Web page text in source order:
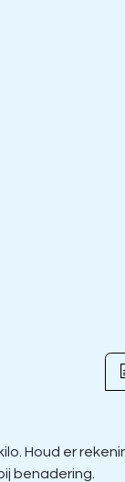
Houd er
benadering.